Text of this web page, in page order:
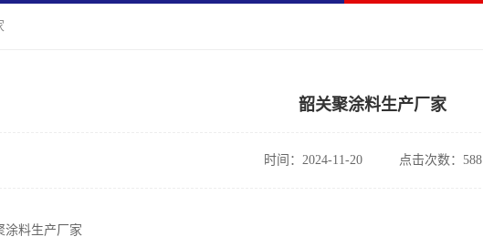
韶关聚涂料生产厂家
时间：2024-11-20 点击次数：588
涂料生产厂家